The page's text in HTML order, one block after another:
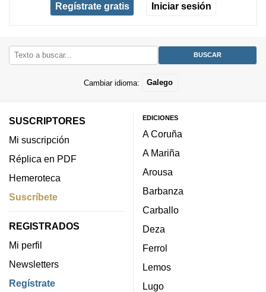
Regístrate gratis Iniciar sesión
Cambiar idioma: Galego
SUSCRIPTORES
Mi suscripción
Réplica en PDF
Hemeroteca
Suscríbete
REGISTRADOS
Mi perfil
Newsletters
Regístrate
EDICIONES
A Coruña
A Mariña
Arousa
Barbanza
Carballo
Deza
Ferrol
Lemos
Lugo